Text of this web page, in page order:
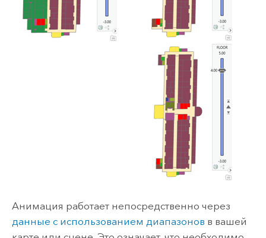
Анимация работает непосредственно через
данные с использованием диапазонов в вашей